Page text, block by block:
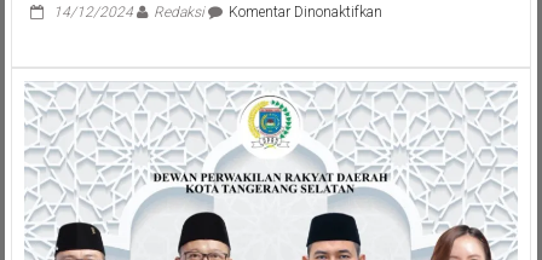
14/12/2024 Redaksi Komentar Dinonaktifkanpada
Juara
1
Apresiasi
E-
Reporting
dan
Asuh